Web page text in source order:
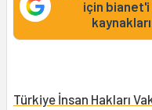
için
Türkiye İnsan Hakları